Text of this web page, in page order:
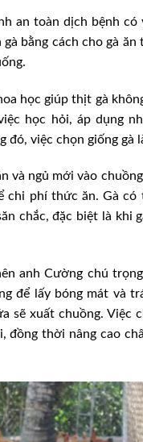
an toàn dịch bệnh
bằng cách cho gà
học giúp thịt gà
học hỏi, áp dụng
việc chọn giống gà
và ngủ mới vào
chi phí thức ăn. Gà
chắc, đặc biệt là khi
anh Cường chú
để lấy bóng mát và
sẽ xuất chuồng. Việc
đồng thời nâng cao